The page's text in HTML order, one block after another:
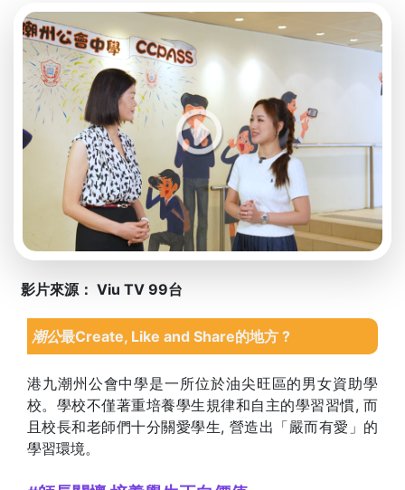
影片來源： Viu TV 99台
潮公最Create, Like and Share的地方 ?
港九潮州公會中學是一所位於油尖旺區的男女資助學
校。學校不僅著重培養學生規律和自主的學習習慣, 而
且校長和老師們十分關愛學生, 營造出「嚴而有愛」的
學習環境。